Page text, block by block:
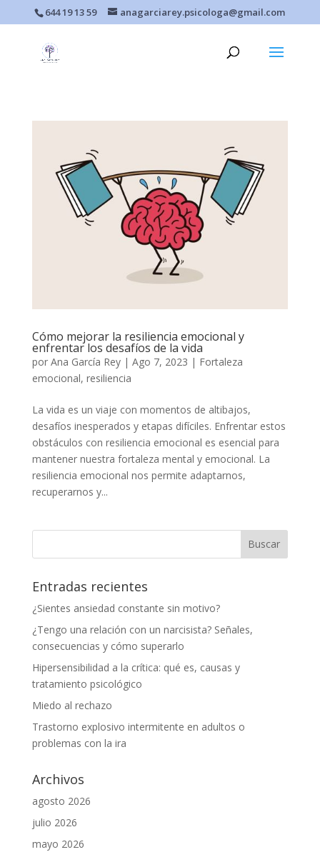
644 19 13 59 anagarciarey.psicologa@gmail.com
Cómo mejorar la resiliencia emocional y
enfrentar los desafíos de la vida
por Ana García Rey| Ago 7, 2023 | Fortaleza
emocional, resiliencia
La vida es un viaje con momentos de altibajos,
desafíos inesperados y etapas difíciles. Enfrentar estos
obstáculos con resiliencia emocional es esencial para
mantener nuestra fortaleza mental y emocional. La
resiliencia emocional nos permite adaptarnos,
recuperarnos y...
Entradas recientes
¿Sientes ansiedad constante sin motivo?
¿Tengo una relación con un narcisista? Señales,
consecuencias y cómo superarlo
Hipersensibilidad a la crítica: qué es, causas y
tratamiento psicológico
Miedo al rechazo
Trastorno explosivo intermitente en adultos o
problemas con la ira
Archivos
agosto 2026
julio 2026
mayo 2026